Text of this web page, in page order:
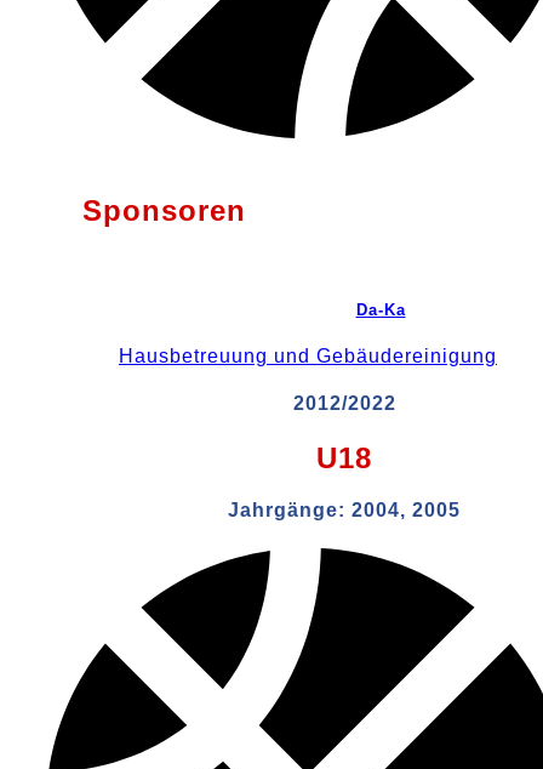
Sponsoren
Da-Ka
Hausbetreuung und Gebäudereinigung
2012/2022
U18
Jahrgänge: 2004, 2005